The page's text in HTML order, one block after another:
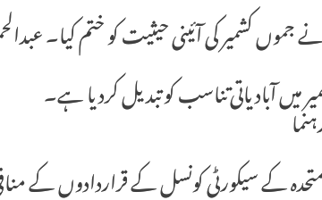
کشمیر کی آئینی حیثیت کو ختم کیا۔
آبادیاتی تناسب کو تبدیل کردیا ہے۔
کے سیکورٹی کونسل کے قراردادوں کے